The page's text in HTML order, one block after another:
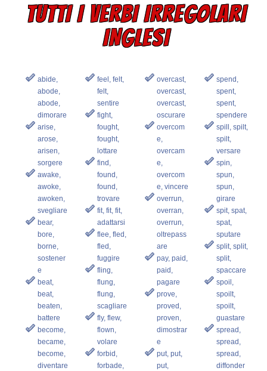
TUTTI I VERBI IRREGOLARI
INGLESI
abide,
abode,
abode,
dimorare
arise,
arose,
arisen,
sorgere
awake,
awoke,
awoken,
svegliare
bear,
bore,
borne,
sostener
e
beat,
beat,
beaten,
battere
become,
became,
become,
diventare
feel, felt,
felt,
sentire
fight,
fought,
fought,
lottare
find,
found,
found,
trovare
fit, fit, fit,
adattarsi
flee, fled,
fled,
fuggire
fling,
flung,
flung,
scagliare
fly, flew,
flown,
volare
forbid,
forbade,
overcast,
overcast,
overcast,
oscurare
overcom
e,
overcam
e,
overcom
e, vincere
overrun,
overran,
overrun,
oltrepass
are
pay, paid,
paid,
pagare
prove,
proved,
proven,
dimostrar
e
put, put,
put,
spend,
spent,
spent,
spendere
spill, spilt,
spilt,
versare
spin,
spun,
spun,
girare
spit, spat,
spat,
sputare
split, split,
split,
spaccare
spoil,
spoilt,
spoilt,
guastare
spread,
spread,
spread,
diffonder